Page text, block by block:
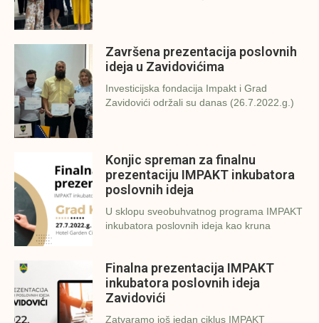
Završena prezentacija poslovnih
ideja u Zavidovićima
Investicijska fondacija Impakt i Grad
Zavidovići održali su danas (26.7.2022.g.)
Konjic spreman za finalnu
prezentaciju IMPAKT inkubatora
poslovnih ideja
U sklopu sveobuhvatnog programa IMPAKT
inkubatora poslovnih ideja kao kruna
Finalna prezentacija IMPAKT
inkubatora poslovnih ideja
Zavidovići
Zatvaramo još jedan ciklus IMPAKT